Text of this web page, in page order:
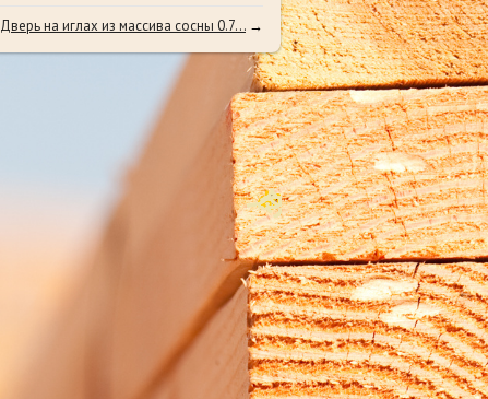
Дверь на иглах из массива сосны 0.7... →